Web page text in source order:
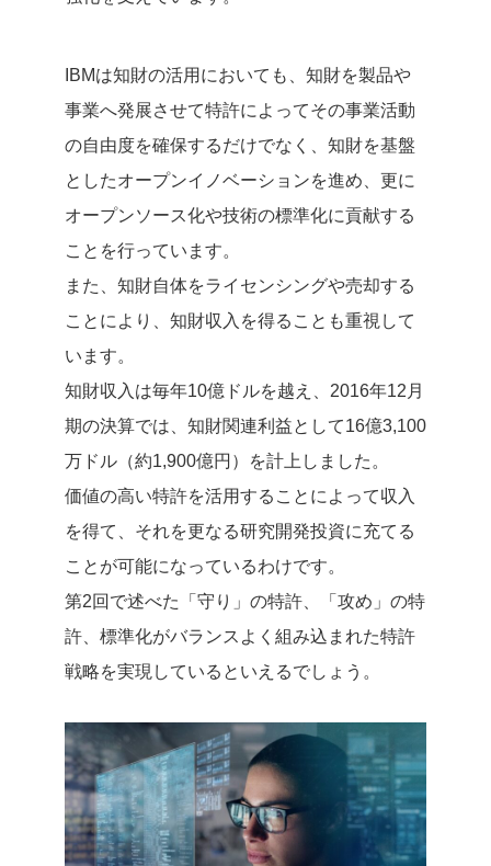
IBMは知財の活用においても、知財を製品や
事業へ発展させて特許によってその事業活動
の自由度を確保するだけでなく、知財を基盤
としたオープンイノベーションを進め、更に
オープンソース化や技術の標準化に貢献する
ことを行っています。
また、知財自体をライセンシングや売却する
ことにより、知財収入を得ることも重視して
います。
知財収入は毎年10億ドルを越え、2016年12月
期の決算では、知財関連利益として16億3,100
万ドル（約1,900億円）を計上しました。
価値の高い特許を活用することによって収入
を得て、それを更なる研究開発投資に充てる
ことが可能になっているわけです。
第2回で述べた「守り」の特許、「攻め」の特
許、標準化がバランスよく組み込まれた特許
戦略を実現しているといえるでしょう。